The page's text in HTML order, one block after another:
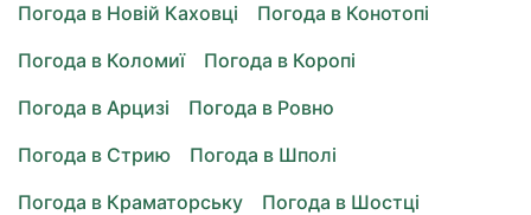
Погода в Новій Каховці
Погода в Конотопі
Погода в Коломиї
Погода в Коропі
Погода в Арцизі
Погода в Ровно
Погода в Стрию
Погода в Шполі
Погода в Краматорську
Погода в Шостці